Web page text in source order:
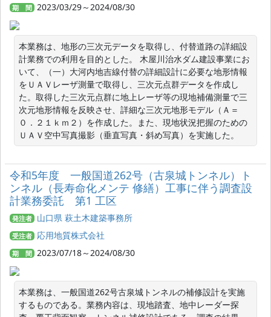
期 間 2023/03/29～2024/08/30
本業務は、地形の三次元データを取得し、付替道路の詳細設
計業務での利用を目的とした。 木屋川治水ダム建設事業にお
いて、（一）大河内地吉線付替の詳細設計に必要な地形情報
をＵＡＶレーザ測量で取得し、三次元点群データを作成し
た。取得した三次元点群に地上レーザ等の現地補備測量で三
次元地形情報を反映させ、詳細な三次元地形モデル（Ａ＝
０．２１ｋｍ２）を作成した。また、現地状況把握のための
ＵＡＶ空中写真撮影（垂直写真・斜め写真）を実施した。
令和5年度 一般国道262号（古泉城トンネル）ト
ンネル（長寿命化メンテ 修繕）工事に伴う調査設
計業務委託 第1 工区
発注者 山口県 萩土木建築事務所
受注者 応用地質株式会社
期 間 2023/07/18～2024/08/30
本業務は、一般国道262号古泉城トンネルの補修設計を実施
するものである。業務内容は、現地踏査、地中レーダー探